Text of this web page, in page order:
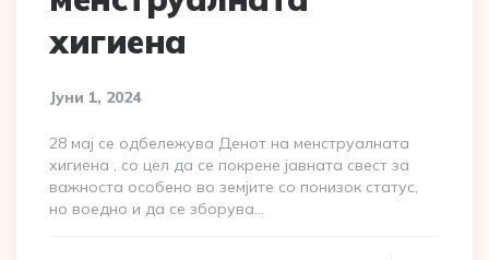
хигиена
Јуни 1, 2024
28 мај се одбележува Денот на менструалната
хигиена , со цел да се покрене јавната свест за
важноста особено во земјите со понизок статус,
но воедно и да се зборува…